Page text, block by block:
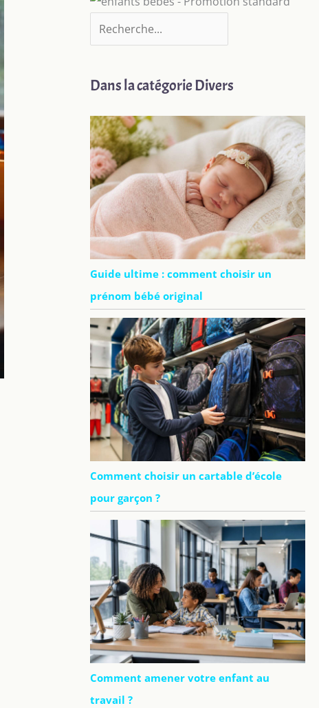
Dans la catégorie Divers
Guide ultime : comment choisir un
prénom bébé original
Comment choisir un cartable d’école
pour garçon ?
Comment amener votre enfant au
travail ?